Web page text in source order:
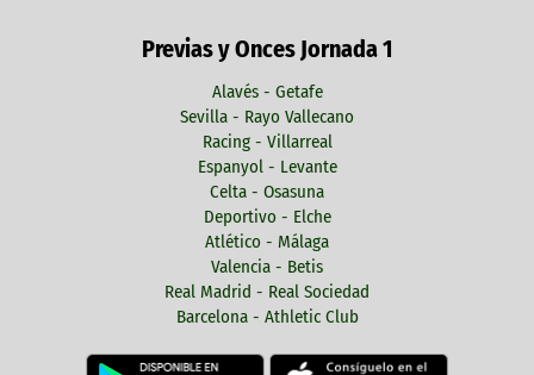
Previas y Onces Jornada 1
Alavés - Getafe
Sevilla - Rayo Vallecano
Racing - Villarreal
Espanyol - Levante
Celta - Osasuna
Deportivo - Elche
Atlético - Málaga
Valencia - Betis
Real Madrid - Real Sociedad
Barcelona - Athletic Club